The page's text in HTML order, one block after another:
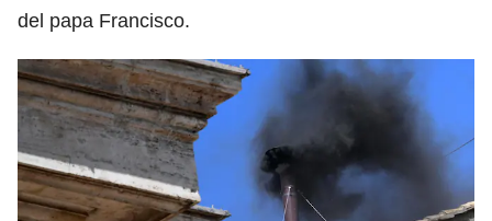
del papa Francisco.